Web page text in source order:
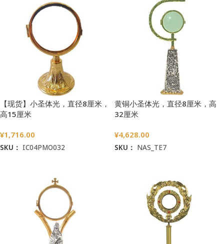
【现货】小圣体光，直径8厘米，
高15厘米
¥1,716.00
SKU： IC04PMO032
黄铜小圣体光，直径8厘米，高
32厘米
¥4,628.00
SKU： NAS_TE7